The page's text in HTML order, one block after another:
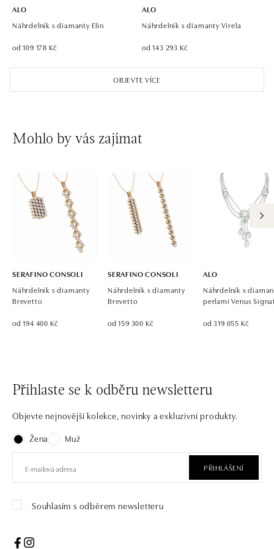
OBJEVTE VÍCE
ALO
Náhrdelník s diamanty Elin
od 109 178 Kč
ALO
Náhrdelník s diamanty Virela
od 143 293 Kč
Mohlo by vás zajímat
SERAFINO CONSOLI
Náhrdelník s diamanty
Brevetto
od 194 400 Kč
SERAFINO CONSOLI
Náhrdelník s diamanty
Brevetto
od 159 300 Kč
ALO
Náhrdelník s
perlami Venus
od 319 055 Kč
Přihlaste se k odběru newsletteru
Objevte nejnovější kolekce, novinky a exkluzivní produkty.
Žena
Muž
PŘIHLÁŠENÍ
Souhlasím s odběrem newsletteru